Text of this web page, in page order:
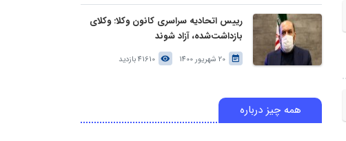
رییس اتحادیه سراسری کانون وکلا: وکلای
بازداشت‌شده، آزاد شوند
20 شهریور 1400 41610 بازدید
همه چیز درباره